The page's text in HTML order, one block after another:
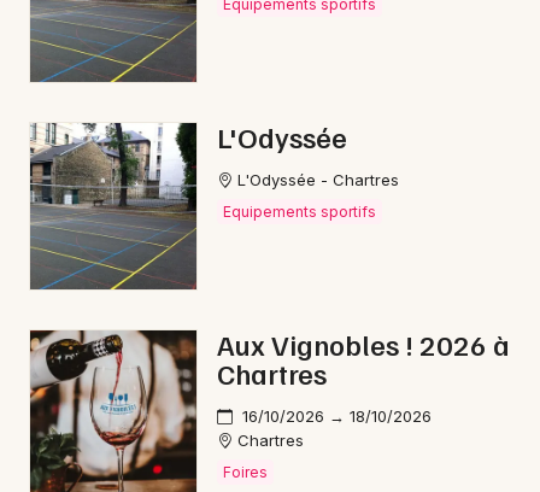
Equipements sportifs
L'Odyssée
L'Odyssée - Chartres
Equipements sportifs
Aux Vignobles ! 2026 à
Chartres
16/10/2026 → 18/10/2026
Chartres
Foires